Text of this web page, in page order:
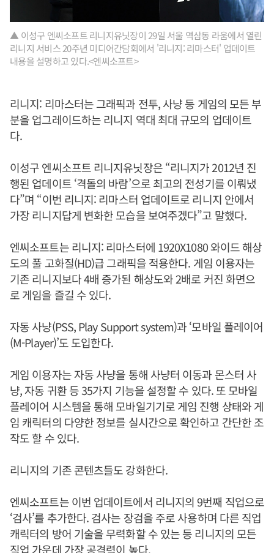
▲ 이성구 엔씨소프트 리니지유닛장이 29일 서울 역삼동 라움에서 열린
리니지 서비스 20주년 미디어간담회에서 '리니지: 리마스터' 업데이트
내용을 설명하고 있다.<엔씨소프트>
리니지: 리마스터는 그래픽과 전투, 사냥 등 게임의 모든 부
분을 업그레이드하는 리니지 역대 최대 규모의 업데이트
다.
이성구 엔씨소프트 리니지유닛장은 “리니지가 2012년 진
행된 업데이트 ‘격돌의 바람’으로 최고의 전성기를 이뤄냈
다”며 “이번 리니지: 리마스터 업데이트로 리니지 안에서
가장 리니지답게 변화한 모습을 보여주겠다”고 말했다.
엔씨소프트는 리니지: 리마스터에 1920X1080 와이드 해상
도의 풀 고화질(HD)급 그래픽을 적용한다. 게임 이용자는
기존 리니지보다 4배 증가된 해상도와 2배로 커진 화면으
로 게임을 즐길 수 있다.
자동 사냥(PSS, Play Support system)과 ‘모바일 플레이어
(M-Player)’도 도입한다.
게임 이용자는 자동 사냥을 통해 사냥터 이동과 몬스터 사
냥, 자동 귀환 등 35가지 기능을 설정할 수 있다. 또 모바일
플레이어 시스템을 통해 모바일기기로 게임 진행 상태와 게
임 캐릭터의 다양한 정보를 실시간으로 확인하고 간단한 조
작도 할 수 있다.
리니지의 기존 콘텐츠들도 강화한다.
엔씨소프트는 이번 업데이트에서 리니지의 9번째 직업으로
‘검사’를 추가한다. 검사는 장검을 주로 사용하며 다른 직업
캐릭터의 방어 기술을 무력화할 수 있는 등 리니지의 모든
직업 가운데 가장 공격력이 높다.